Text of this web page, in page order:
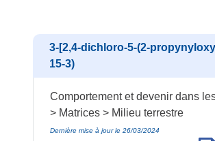
3-[2,4-dichloro-5-(2-
15-3)
Comportement et devenir dans
> Matrices > Milieu terrestre
Dernière mise à jour le 26/03/2024